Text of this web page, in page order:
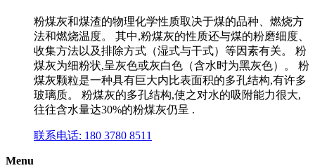
粉煤灰和煤渣的物理化学性质取决于煤的品种、燃烧方
法和燃烧温度。 其中,粉煤灰的性质还与煤的粉磨细度、
收集方法以及排除方式（湿式与干式）等因素有关。 粉
煤灰为细粉状,呈灰色或灰白色（含水时为黑灰色）。 粉
煤灰颗粒是一种具有巨大内比表面积的多孔结构,有许多
玻璃质。 粉煤灰的多孔结构,使之对水的吸附能力很大,
往往含水量达30%的粉煤灰仍呈 .
联系电话: 180 3780 8511
Menu